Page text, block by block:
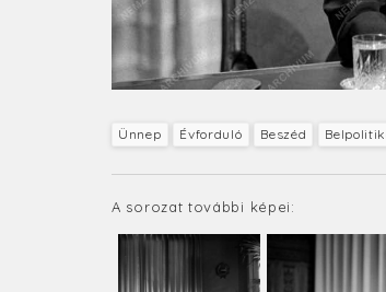
Ünnep Évforduló Beszéd
A sorozat további képei: